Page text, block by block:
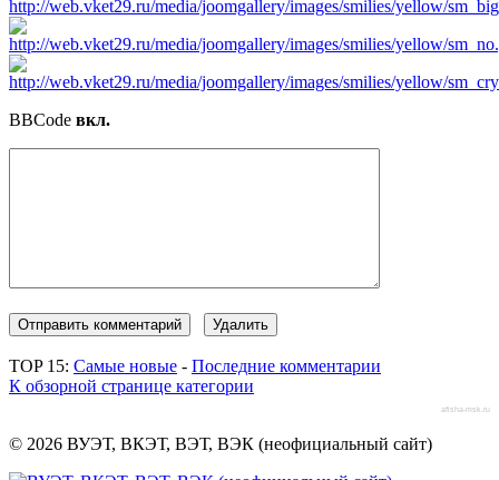
BBCode вкл.
TOP 15: Самые новые - Последние комментарии
К обзорной странице категории
afisha-msk.ru
© 2026 ВУЭТ, ВКЭТ, ВЭТ, ВЭК (неофициальный сайт)